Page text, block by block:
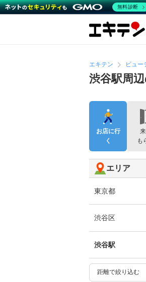
エキテン ビュー
渋谷駅周
お店に行
く
も
エリア
東京都
渋谷区
渋谷駅
無料診断